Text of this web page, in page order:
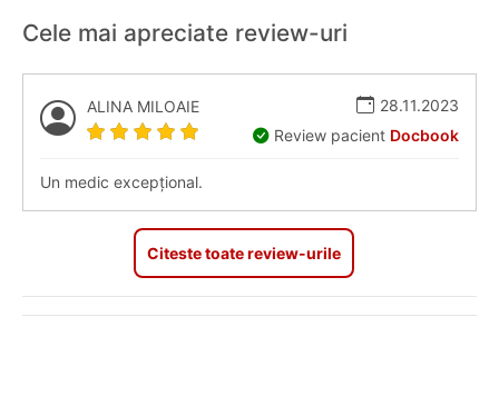
Cele mai apreciate review-uri
ALINA MILOAIE
28.11.2023
Review pacient Docbook
Un medic excepțional.
Citeste toate review-urile